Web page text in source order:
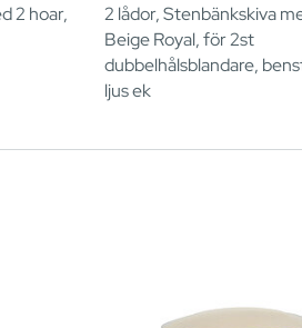
2 hoar,
2 lådor, Stenbänkskiva
Beige Royal, för 2st
dubbelhålsblandare,
ljus ek